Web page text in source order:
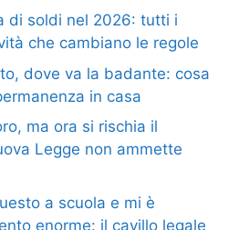
di soldi nel 2026: tutti i
che cambiano le regole
dove va la badante: cosa
in casa
ma ora si rischia il
Legge non ammette
a scuola e mi è
enorme: il cavillo legale